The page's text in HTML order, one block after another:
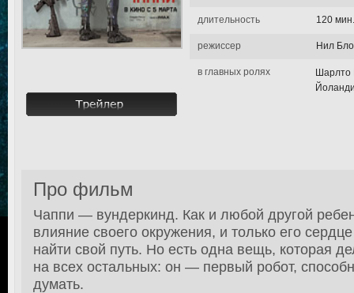
длительность 120 мин.
режиссер Нил
в главных ролях
Шарлто
Про фильм
Чаппи — вундеркинд. Как и любой другой
влияние своего окружения, и только его
найти свой путь. Но есть одна вещь, которая
на всех остальных: он — первый робот,
думать.